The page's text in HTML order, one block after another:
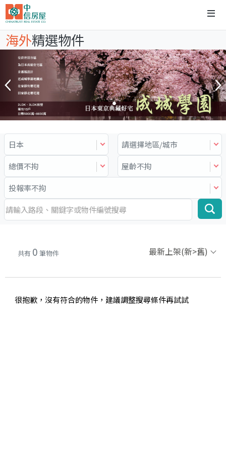
海外精選物件
日本 請選擇地區/城市
總價不拘 屋齡不拘
投報率不拘
共有 0 筆物件 最新上架(新>舊)